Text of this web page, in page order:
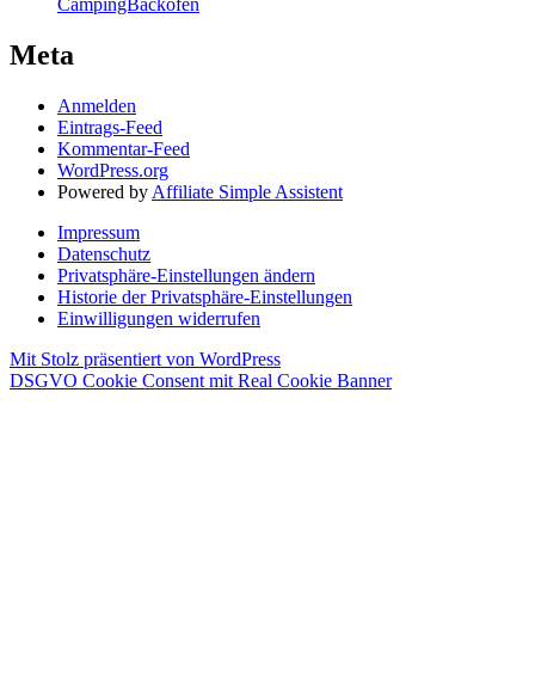
Meta
Anmelden
Eintrags-Feed
Kommentar-Feed
WordPress.org
Powered by Affiliate Simple Assistent
Impressum
Datenschutz
Privatsphäre-Einstellungen ändern
Historie der Privatsphäre-Einstellungen
Einwilligungen widerrufen
Mit Stolz präsentiert von WordPress
DSGVO Cookie Consent mit Real Cookie Banner